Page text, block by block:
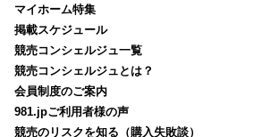
マイホーム特集
掲載スケジュール
競売コンシェルジュ一覧
競売コンシェルジュとは？
会員制度のご案内
981.jpご利用者様の声
競売のリスクを知る（購入失敗談）